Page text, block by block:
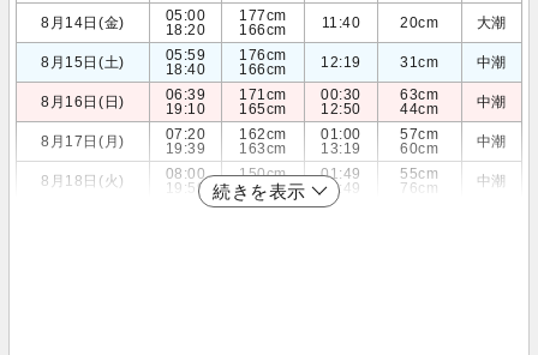
8月14日(金)
05:00
18:20
177cm
166cm
11:40 20cm 大潮
8月15日(土)
05:59
18:40
176cm
166cm
12:19 31cm 中潮
8月16日(日)
06:39
19:10
171cm
165cm
00:30
12:50
63cm
44cm
中潮
8月17日(月)
07:20
19:39
162cm
163cm
01:00
13:19
57cm
60cm
中潮
8月18日(火)
08:00
19:59
150cm
159cm
01:49
13:49
55cm
76cm
中潮
続きを表示